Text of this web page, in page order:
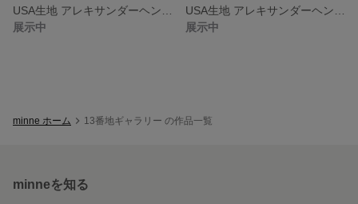
展示中
展示中
minne ホーム 13番地ギャラリー の作品一覧
minneを知る